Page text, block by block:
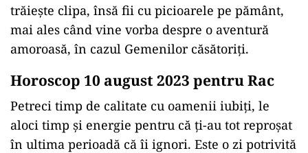
trăiește clipa, însă fii cu picioarele pe pământ,
mai ales când vine vorba despre o aventură
amoroasă, în cazul Gemenilor căsătoriți.
Horoscop 10 august 2023 pentru Rac
Petreci timp de calitate cu oamenii iubiți, le
aloci timp și energie pentru că ți-au tot reproșat
în ultima perioadă că îi ignori. Este o zi potrivită